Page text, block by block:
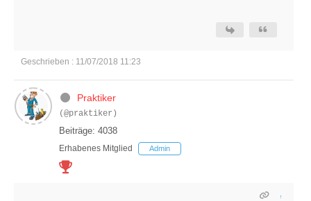
Geschrieben : 11/07/2018 11:23
Praktiker
(@praktiker)
Beiträge: 4038
Erhabenes Mitglied Admin